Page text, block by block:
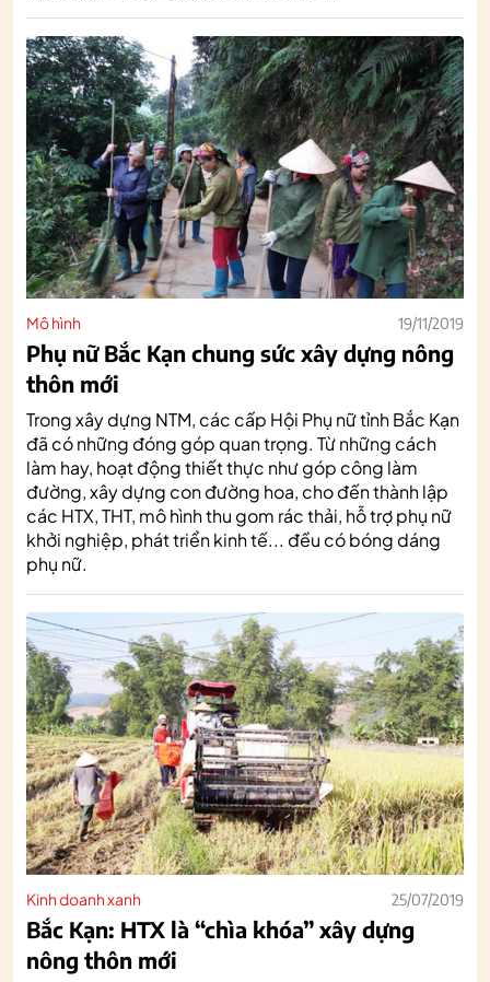
Mô hình 19/11/2019
Phụ nữ Bắc Kạn chung sức xây dựng nông
thôn mới
Trong xây dựng NTM, các cấp Hội Phụ nữ tỉnh Bắc Kạn
đã có những đóng góp quan trọng. Từ những cách
làm hay, hoạt động thiết thực như góp công làm
đường, xây dựng con đường hoa, cho đến thành lập
các HTX, THT, mô hình thu gom rác thải, hỗ trợ phụ nữ
khởi nghiệp, phát triển kinh tế... đều có bóng dáng
phụ nữ.
Kinh doanh xanh 25/07/2019
Bắc Kạn: HTX là “chìa khóa” xây dựng
nông thôn mới